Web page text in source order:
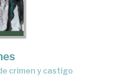
crimen y castigo